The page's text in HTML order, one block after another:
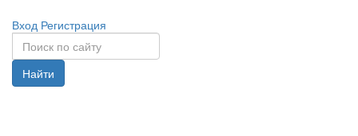
Вход Регистрация
Найти